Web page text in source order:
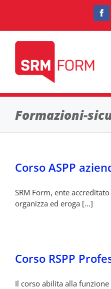
Formazioni-
Corso ASPP
SRM Form, ente
organizza ed eroga [...]
Corso RSPP
Il corso abilita alla